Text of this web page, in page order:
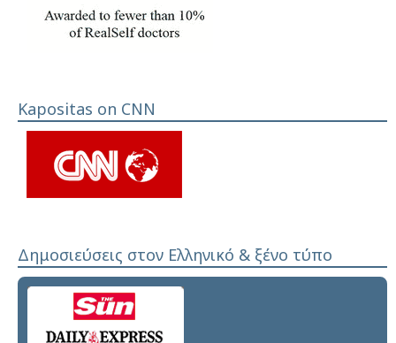
Kapositas on CNN
Δημοσιεύσεις στον Ελληνικό & ξένο τύπο